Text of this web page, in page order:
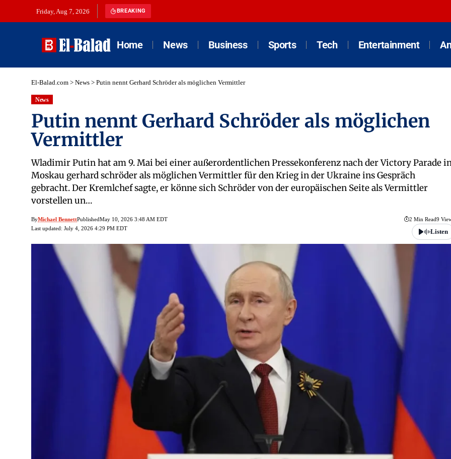
Friday, Aug 7, 2026 BREAKING
Home News Business Sports Tech Entertainment
El-Balad.com > News > Putin nennt Gerhard Schröder als möglichen Vermittler
News
Putin nennt Gerhard Schröder als möglichen
Vermittler
Wladimir Putin hat am 9. Mai bei einer außerordentlichen Pressekonferenz nach der Victory Parade
Moskau gerhard schröder als möglichen Vermittler für den Krieg in der Ukraine ins Gespräch
gebracht. Der Kremlchef sagte, er könne sich Schröder von der europäischen Seite als Vermittler
vorstellen un…
ByMichael BennettPublishedMay 10, 2026 3:48 AM EDT
Last updated: July 4, 2026 4:29 PM EDT
2 Min Read9
Listen